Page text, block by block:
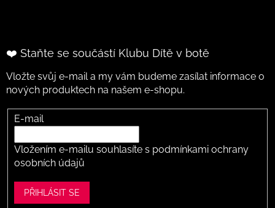
❤️ Staňte se součástí Klubu Dítě v botě
Vložte svůj e-mail a my vám budeme zasílat informace o
nových produktech na našem e-shopu.
E-mail
Vložením e-mailu souhlasíte s podmínkami ochrany
osobních údajů
PŘIHLÁSIT SE